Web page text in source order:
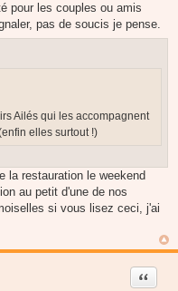
pour les couples ou amis
pas de soucis je pense.
Ailés qui les accompagnent
elles surtout !)
la restauration le weekend
au petit d'une de nos
si vous lisez ceci, j'ai
Citer